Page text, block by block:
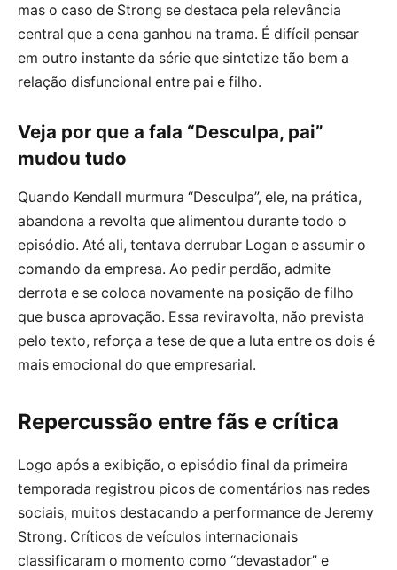
mas o caso de Strong se destaca pela relevância
central que a cena ganhou na trama. É difícil pensar
em outro instante da série que sintetize tão bem a
relação disfuncional entre pai e filho.
Veja por que a fala “Desculpa, pai”
mudou tudo
Quando Kendall murmura “Desculpa”, ele, na prática,
abandona a revolta que alimentou durante todo o
episódio. Até ali, tentava derrubar Logan e assumir o
comando da empresa. Ao pedir perdão, admite
derrota e se coloca novamente na posição de filho
que busca aprovação. Essa reviravolta, não prevista
pelo texto, reforça a tese de que a luta entre os dois é
mais emocional do que empresarial.
Repercussão entre fãs e crítica
Logo após a exibição, o episódio final da primeira
temporada registrou picos de comentários nas redes
sociais, muitos destacando a performance de Jeremy
Strong. Críticos de veículos internacionais
classificaram o momento como “devastador” e